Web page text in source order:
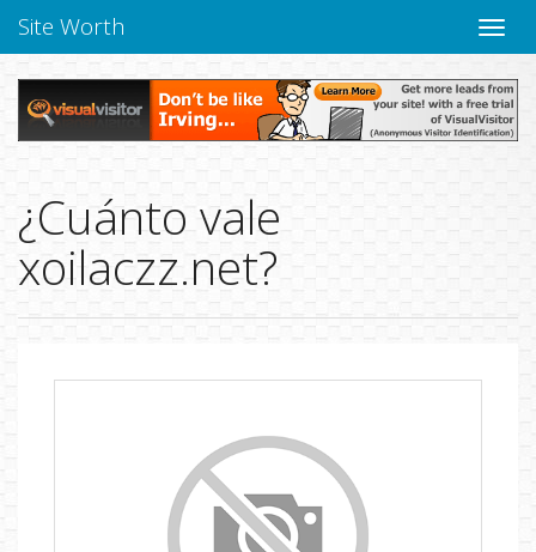
Site Worth
¿Cuánto vale
xoilaczz.net?